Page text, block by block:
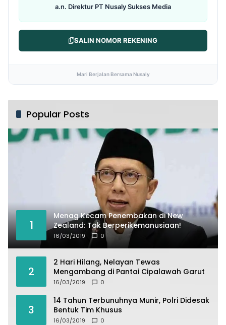
a.n. Direktur PT Nusaly Sukses Media
SALIN NOMOR REKENING
Mari Berjalan Bersama Nusaly
Popular Posts
1
Menag Kecam Penembakan di New
Zealand: Tak Berperikemanusiaan!
16/03/2019 0
2
2 Hari Hilang, Nelayan Tewas
Mengambang di Pantai Cipalawah Garut
16/03/2019 0
3
14 Tahun Terbunuhnya Munir, Polri Didesak
Bentuk Tim Khusus
16/03/2019 0